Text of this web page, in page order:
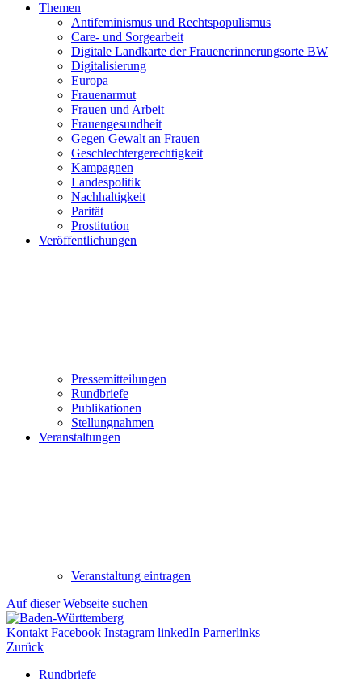
Themen
Antifeminismus und Rechtspopulismus
Care- und Sorgearbeit
Digitale Landkarte der Frauenerinnerungsorte BW
Digitalisierung
Europa
Frauenarmut
Frauen und Arbeit
Frauengesundheit
Gegen Gewalt an Frauen
Geschlechtergerechtigkeit
Kampagnen
Landespolitik
Nachhaltigkeit
Parität
Prostitution
Veröffentlichungen
Pressemitteilungen
Rundbriefe
Publikationen
Stellungnahmen
Veranstaltungen
Veranstaltung eintragen
Auf dieser Webseite suchen
Kontakt Facebook Instagram linkedIn Parnerlinks
Zurück
Rundbriefe